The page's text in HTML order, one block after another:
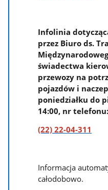
Infolinia
przez Biuro ds.
świadectwa
przewozy na
pojazdów i
poniedziałku do
14:00, nr telefonu:
(22) 22-04-311
Informacja
całodobowo.